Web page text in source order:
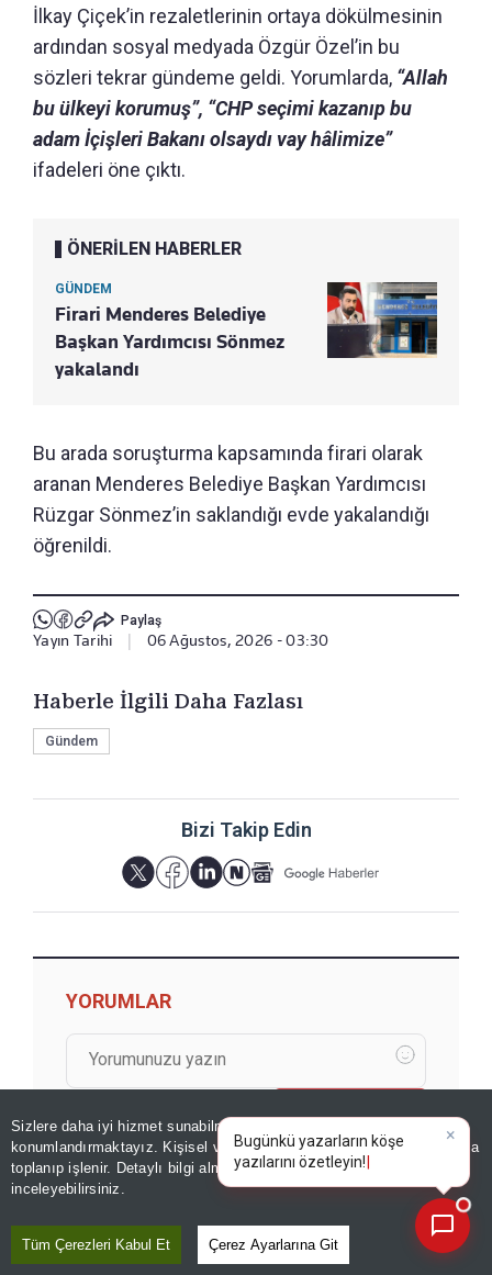
Sizlere daha iyi hizmet sunabilmek adına sitemizde
konumlandırmaktayız. Kişisel verileriniz, KVKK ve GDPR kapsamında
toplanıp işlenir. Detaylı bilgi almak içinAydınlatma Metnimizi
inceleyebilirsiniz.
Tüm Çerezleri Kabul Et Çerez Ayarlarına Git
İlkay Çiçek’in rezaletlerinin ortaya dökülmesinin
ardından sosyal medyada Özgür Özel’in bu
sözleri tekrar gündeme geldi. Yorumlarda, “Allah
bu ülkeyi korumuş”, “CHP seçimi kazanıp bu
adam İçişleri Bakanı olsaydı vay hâlimize”
ifadeleri öne çıktı.
ÖNERİLEN HABERLER
GÜNDEM
Firari Menderes Belediye
Başkan Yardımcısı Sönmez
yakalandı
Bu arada soruşturma kapsamında firari olarak
aranan Menderes Belediye Başkan Yardımcısı
Rüzgar Sönmez’in saklandığı evde yakalandığı
öğrenildi.
Paylaş
Yayın Tarihi 06 Ağustos, 2026 - 03:30
Haberle İlgili Daha Fazlası
Gündem
Bizi Takip Edin
YORUMLAR
×
Bugünkü yazarların köşe
yazılarını özetleyin!